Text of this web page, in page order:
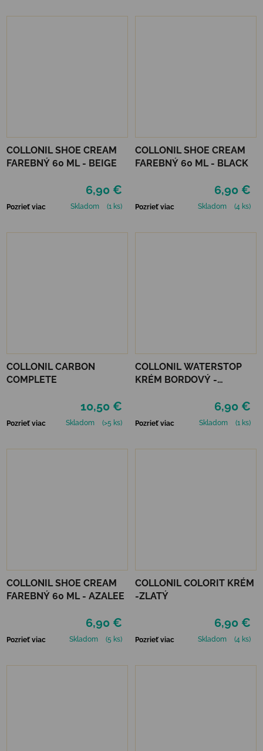
COLLONIL SHOE CREAM
FAREBNÝ 60 ML - BEIGE
6,90 €
Pozrieť viac Skladom (1 ks)
COLLONIL SHOE CREAM
FAREBNÝ 60 ML - BLACK
6,90 €
Pozrieť viac Skladom (4 ks)
COLLONIL CARBON
COMPLETE
10,50 €
Pozrieť viac Skladom (>5 ks)
COLLONIL WATERSTOP
KRÉM BORDOVÝ -
6,90 €
Pozrieť viac Skladom (1 ks)
COLLONIL SHOE CREAM
FAREBNÝ 60 ML - AZALEE
6,90 €
Pozrieť viac Skladom (5 ks)
COLLONIL COLORIT KRÉM
-ZLATÝ
6,90 €
Pozrieť viac Skladom (4 ks)